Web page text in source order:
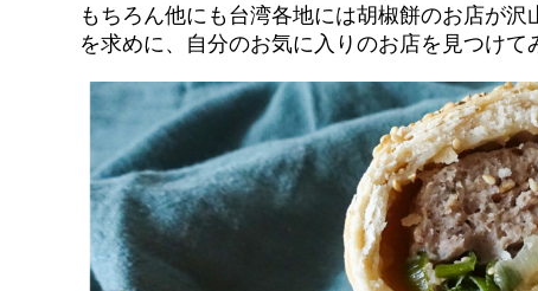
もちろん他にも台湾各地には胡椒餅のお店が
を求めに、自分のお気に入りのお店を見つけて